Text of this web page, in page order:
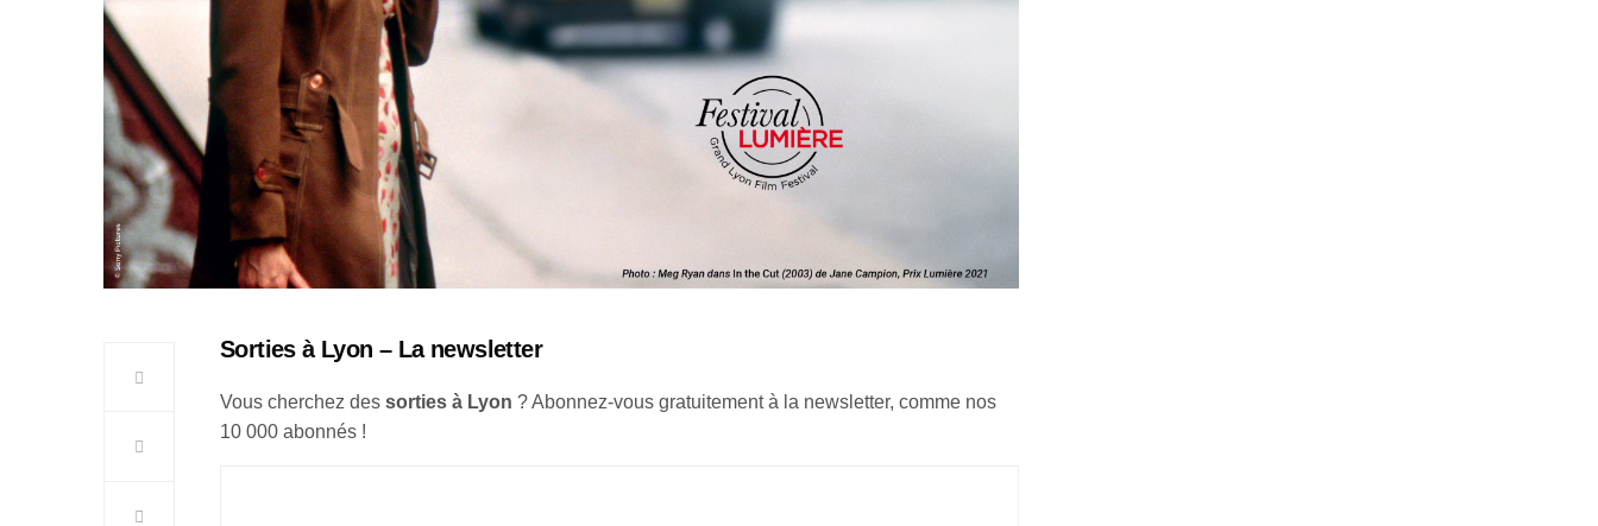
Sorties à Lyon – La newsletter
Vous cherchez dessorties à Lyon ? Abonnez-vous gratuitement à la newsletter, comme nos
10 000 abonnés !